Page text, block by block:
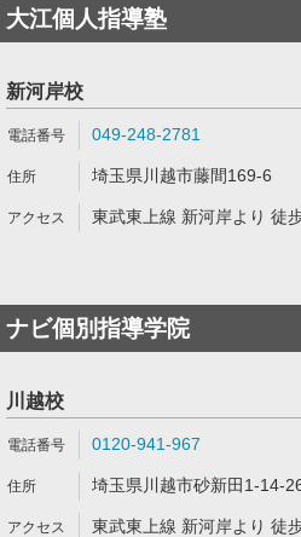
大江個人指導塾
新河岸校
049-248-2781
埼玉県川越市藤間169-6
東武東上線 新河岸より 徒
ナビ個別指導学院
川越校
0120-941-967
埼玉県川越市砂新田1-14-
東武東上線 新河岸より 徒